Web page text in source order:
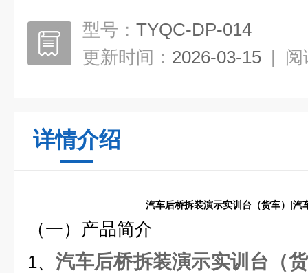
型号： TYQC-DP-014
更新时间： 2026-03-15 | 阅
详情介绍
汽车后桥拆装演示实训台（货车）|汽
（一）产品简介
1、 汽车后桥拆装演示实训台（